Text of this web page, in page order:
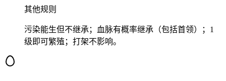
其他规则
污染能生但不继承；血脉有概率继承（包括首领）；1
级即可繁殖；打架不影响。